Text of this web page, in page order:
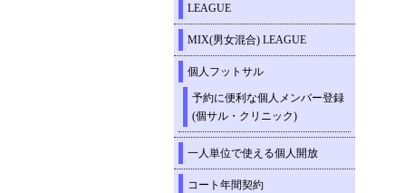
LEAGUE
MIX(男女混合) LEAGUE
個人フットサル
予約に便利な個人メンバー登録
(個サル・クリニック)
一人単位で使える個人開放
コート年間契約